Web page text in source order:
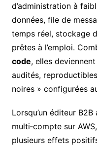
d’administration à
données, file de
temps réel, stockage
prêtes à l’emploi.
code, elles
audités,
noires » configurées
Lorsqu’un éditeur
multi‑compte sur
plusieurs effets